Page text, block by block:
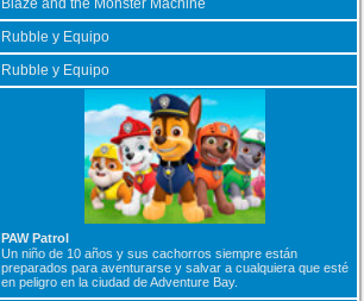
Rubble y Equipo
Rubble y Equipo
PAW Patrol
Un niño de 10 años y sus cachorros siempre están
preparados para aventurarse y salvar a cualquiera que esté
en peligro en la ciudad de Adventure Bay.